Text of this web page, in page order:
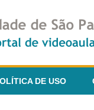
DE USO